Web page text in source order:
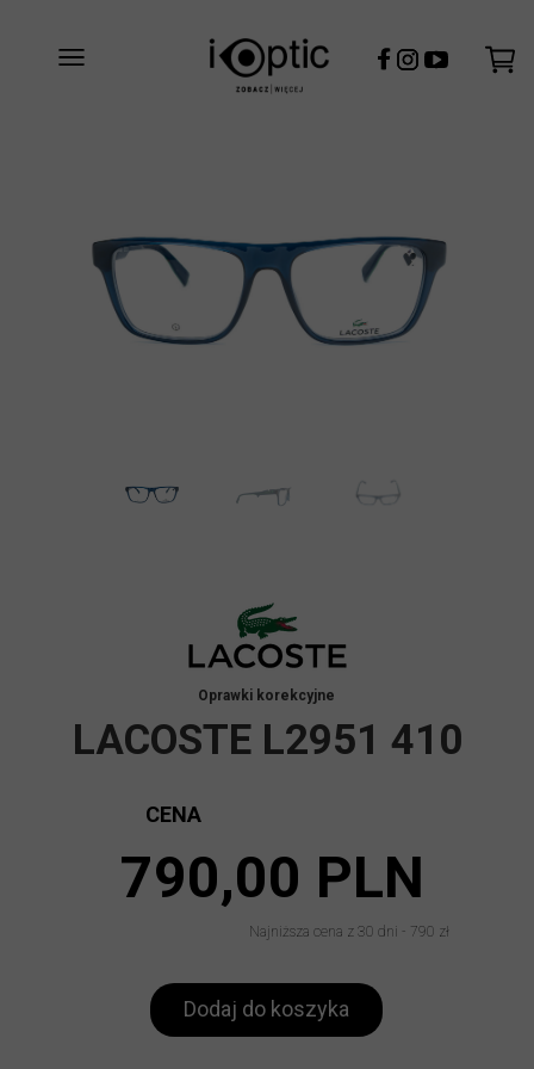
Oprawki korekcyjne
Najniższa cena z 30 dni - 790 zł
CENA
Dodaj do koszyka
790,00 PLN
LACOSTE L2951 410